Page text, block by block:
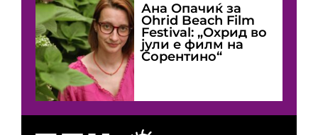
Ана Опачиќ за
Оhrid Beach Film
Festival: „Охрид во
јули е филм на
Сорентино“